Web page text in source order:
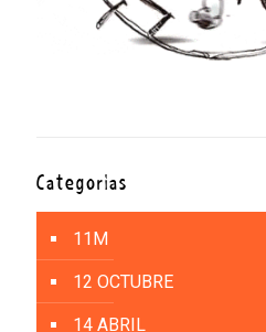
Categorías
11M
12 OCTUBRE
14 ABRIL